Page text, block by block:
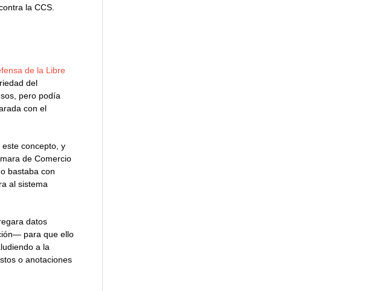
la CCS.
de la Libre
del
pero podía
con el
concepto, y
de Comercio
bastaba con
al sistema
datos
para que ello
a la
o anotaciones